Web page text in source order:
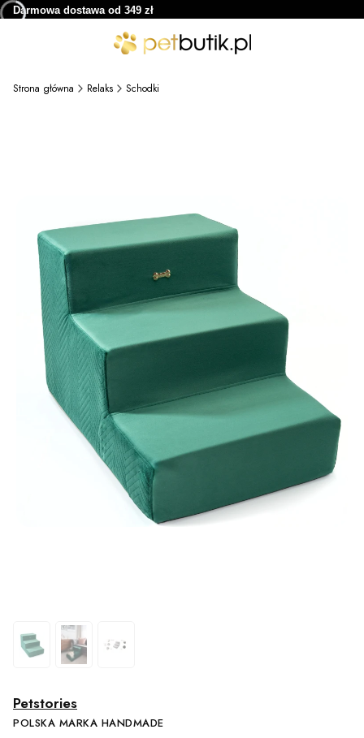
Darmowa dostawa od 349 zł
Strona główna Relaks Schodki